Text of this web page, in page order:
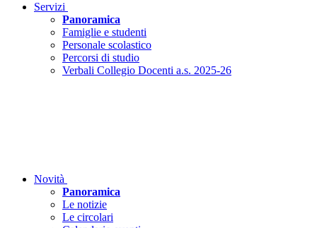
Servizi
Panoramica
Famiglie e studenti
Personale scolastico
Percorsi di studio
Verbali Collegio Docenti a.s. 2025-26
Novità
Panoramica
Le notizie
Le circolari